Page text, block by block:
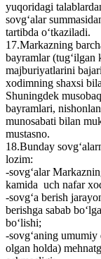
yuqoridagi
sovg‘alar
tartibda o‘tkaziladi.
17.Markazning
bayramlar (tug‘ilgan
majburiyatlarini
xodimning shaxsi
Shuningdek
bayramlari,
munosabati bilan
mustasno.
18.Bunday
lozim:
-sovg‘alar
kamida uch nafar
-sovg‘a berish
berishga sabab
bo‘lishi;
-sovg‘aning
olgan holda)